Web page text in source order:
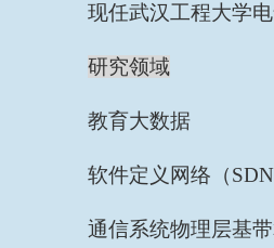
现任武汉工程大学
研究领域
教育大数据
软件定义网络（
通信系统物理层基